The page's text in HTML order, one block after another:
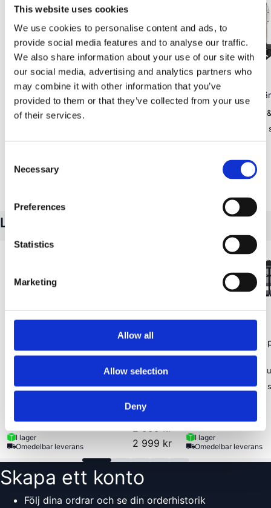
This website uses cookies
We use cookies to personalise content and ads, to
provide social media features and to analyse our traffic.
We also share information about your use of our site with
our social media, advertising and analytics partners who
may combine it with other information that you’ve
provided to them or that they’ve collected from your use
of their services.
Selection
Necessary
Preferences
Statistics
Marketing
Allow all
Allow selection
Deny
Wild Land (2)
Regnskydd till Ice Hub, extra
väderskydd, 2000 mm
Robens
Hunter, tältkamin,
Ger värme
Glas på tre
Slut i lager
Liknande produkter
Hub 400XL, pop up-tält, 4–5 personer,
LED-belysning
Pop-up på under 60 sek
Plats för 4–5 personer
I lager
Omedelbar leverans
2 999 kr
Hub 400, fyrkantigt
3 personer
Pop-up på
Skydd mot
I lager
Omedelbar leverans
Skapa ett konto
Följ dina ordrar och se din orderhistorik